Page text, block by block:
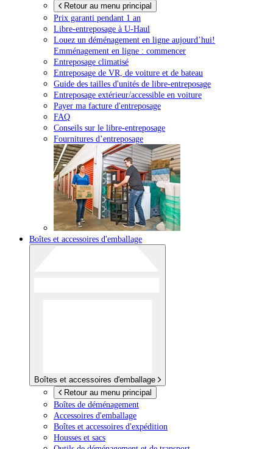
Retour au menu principal
Prix garanti pendant 1 an
Libre-entreposage à U-Haul
Louez un déménagement en ligne aujourd’hui!
Emménagement en ligne : commencer
Entreposage climatisé
Entreposage de VR, de voiture et de bateau
Guide des tailles d'unités de libre-entreposage
Entreposage extérieur/accessible en voiture
Payer ma facture d'entreposage
FAQ
Conseils sur le libre-entreposage
Fournitures d’entreposage
Boîtes et accessoires d'emballage
Boîtes et accessoires d'emballage
Retour au menu principal
Boîtes de déménagement
Accessoires d'emballage
Boîtes et accessoires d'expédition
Housses et sacs